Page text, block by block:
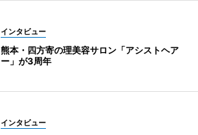
インタビュー
熊本・四方寄の理美容サロン「アシストヘア
ー」が3周年
インタビュー